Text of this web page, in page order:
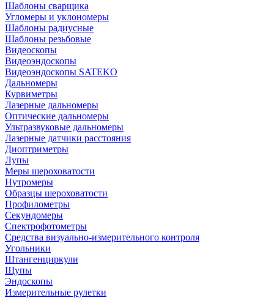
Шаблоны сварщика
Угломеры и уклономеры
Шаблоны радиусные
Шаблоны резьбовые
Видеоскопы
Видеоэндоскопы
Видеоэндоскопы SATEKO
Дальномеры
Курвиметры
Лазерные дальномеры
Оптические дальномеры
Ультразвуковые дальномеры
Лазерные датчики расстояния
Диоптриметры
Лупы
Меры шероховатости
Нутромеры
Образцы шероховатости
Профилометры
Секундомеры
Спектрофотометры
Средства визуально-измерительного контроля
Угольники
Штангенциркули
Щупы
Эндоскопы
Измерительные рулетки